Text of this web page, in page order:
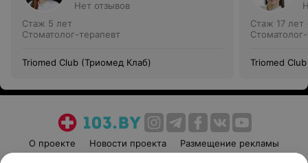
Нет отзывов
Стаж 5 лет
Стоматолог-терапевт
Triomed Club (Триомед Клаб)
Стаж 17 лет
Triomed
О проекте Новости проекта
Размещение рекламы